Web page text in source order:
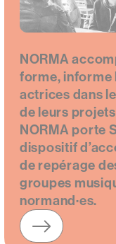
NORMA
forme, informe
actrices dans
de leurs
NORMA porte
dispositif
de repérage
groupes
normand·es.